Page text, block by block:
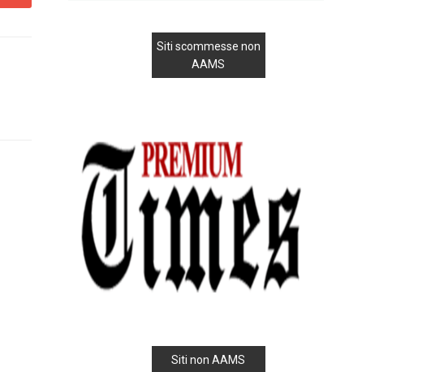
Siti scommesse non
AAMS
Siti non AAMS